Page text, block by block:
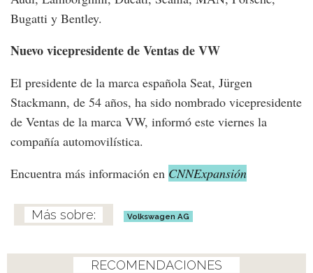
Bugatti y Bentley.
Nuevo vicepresidente de Ventas de VW
El presidente de la marca española Seat, Jürgen
Stackmann, de 54 años, ha sido nombrado vicepresidente
de Ventas de la marca VW, informó este viernes la
compañía automovilística.
Encuentra más información en CNNExpansión
Volkswagen AG
RECOMENDACIONES